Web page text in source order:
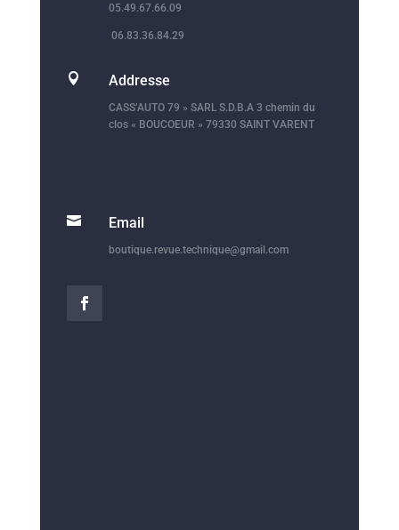
05.49.67.66.09
06.83.36.84.29
 Addresse
CASS’AUTO 79 » SARL S.D.B.A 3 chemin du
clos « BOUCOEUR » 79330 SAINT VARENT
 Email
boutique.revue.technique@gmail.com